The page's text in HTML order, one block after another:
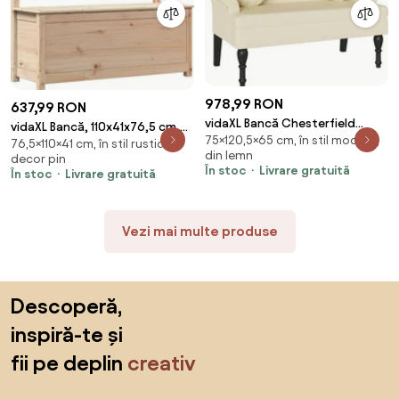
637,99 RON
vidaXL Bancă, 110x41x76,5 cm,
lemn masiv de pin
76,5×110×41 cm, în stil rustic,
decor pin
În stoc
Livrare gratuită
978,99 RON
vidaXL Bancă Chesterfield
Crem 120.5 x 65 x 75 cm Piele
artificială
75×120,5×65 cm, în stil modern,
din lemn
În stoc
Livrare gratuită
Vezi mai multe produse
Descoperă,
inspiră-te și
fii pe deplin creativ